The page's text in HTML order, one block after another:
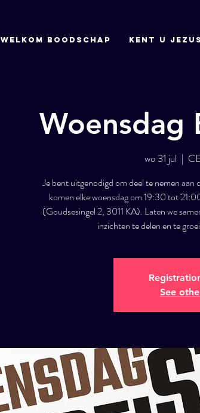
Welkom boodschap Kent u
Woensdag
wo 31 jul
  |
Je bent uitgenodigd om deel te nemen
komen elke woensdag om 19:30 tot
(Goudsesingel 2, 3011 KA). Laten we
inzichten te delen en te
See